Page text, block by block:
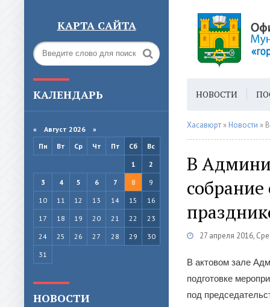
КАРТА САЙТА
КАЛЕНДАРЬ
« Август 2026 »
Пн
Вт Ср Чт Пт Сб
Вс
1
2
3
4 5 6 7 8
9
10
11 12 13 14 15
16
17
18 19 20 21 22
23
24
25 26 27 28 29
30
31
НОВОСТИ
НОВОСТИ
ГОРОДСКАЯ
Хасавюрт » Новости »
В
27 апреля 2016,
В актовом зале
подготовке
под